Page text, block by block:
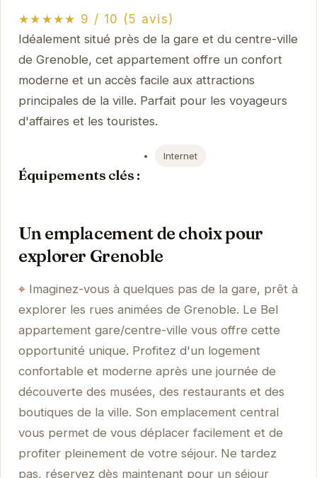
★★★★★ 9 / 10 (5 avis)
Idéalement situé près de la gare et du centre-ville
de Grenoble, cet appartement offre un confort
moderne et un accès facile aux attractions
principales de la ville. Parfait pour les voyageurs
d'affaires et les touristes.
Équipements clés :
Internet
Un emplacement de choix pour
explorer Grenoble
Imaginez-vous à quelques pas de la gare, prêt à
explorer les rues animées de Grenoble. Le Bel
appartement gare/centre-ville vous offre cette
opportunité unique. Profitez d'un logement
confortable et moderne après une journée de
découverte des musées, des restaurants et des
boutiques de la ville. Son emplacement central
vous permet de vous déplacer facilement et de
profiter pleinement de votre séjour. Ne tardez
pas, réservez dès maintenant pour un séjour